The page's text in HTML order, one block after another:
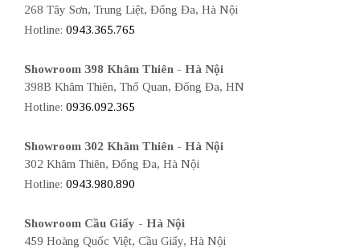
268 Tây Sơn, Trung Liệt, Đống Đa, Hà Nội
Hotline: 0943.365.765
Showroom 398 Khâm Thiên - Hà Nội
398B Khâm Thiên, Thổ Quan, Đống Đa, HN
Hotline: 0936.092.365
Showroom 302 Khâm Thiên - Hà Nội
302 Khâm Thiên, Đống Đa, Hà Nội
Hotline: 0943.980.890
Showroom Cầu Giấy - Hà Nội
459 Hoàng Quốc Việt, Cầu Giấy, Hà Nội